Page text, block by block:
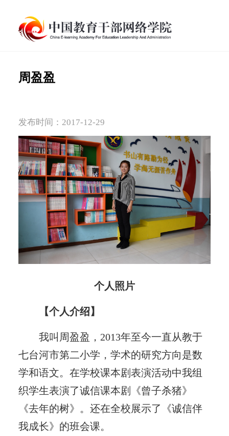
周盈盈
发布时间：2017-12-29
个人照片
【个人介绍】
我叫周盈盈，2013年至今一直从教于
七台河市第二小学，学术的研究方向是数
学和语文。在学校课本剧表演活动中我组
织学生表演了诚信课本剧《曾子杀猪》
《去年的树》。还在全校展示了《诚信伴
我成长》的班会课。